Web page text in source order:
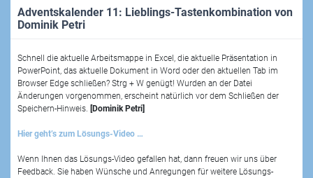
Adventskalender 11: Lieblings-Tastenkombination von
Dominik Petri
Schnell die aktuelle Arbeitsmappe in Excel, die aktuelle Präsentation in
PowerPoint, das aktuelle Dokument in Word oder den aktuellen Tab im
Browser Edge schließen? Strg + W genügt! Wurden an der Datei
Änderungen vorgenommen, erscheint natürlich vor dem Schließen der
Speichern-Hinweis. [Dominik Petri]
Hier geht’s zum Lösungs-Video …
Wenn Ihnen das Lösungs-Video gefallen hat, dann freuen wir uns über
Feedback. Sie haben Wünsche und Anregungen für weitere Lösungs-